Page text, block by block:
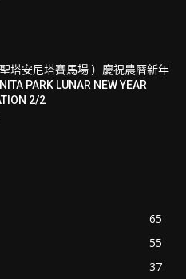
塔安尼塔賽馬場 ）慶祝農曆新年
PARK LUNAR NEW YEAR
2/2
65
55
37